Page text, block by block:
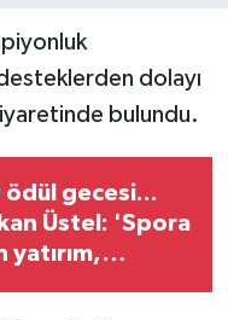
dolayı
bulundu.
ödül gecesi...
Üstel: 'Spora
yatırım,